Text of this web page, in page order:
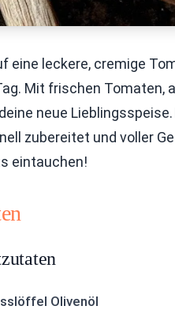
eine leckere, cremige
Mit frischen Tomaten,
neue
zubereitet und voller
eintauchen!
Olivenöl